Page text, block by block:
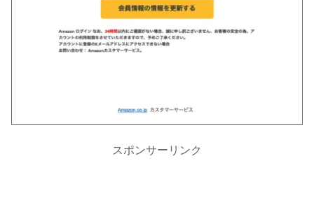
スポンサーリンク